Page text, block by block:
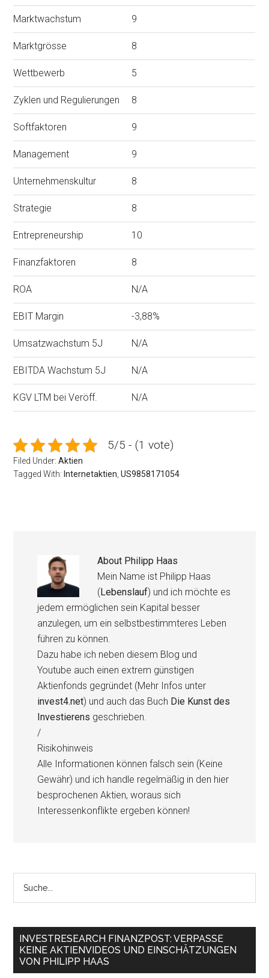
Marktwachstum 9
Marktgrösse 8
Wettbewerb 5
Zyklen und Regulierungen 8
Softfaktoren 9
Management 9
Unternehmenskultur 8
Strategie 8
Entrepreneurship 10
Finanzfaktoren 8
ROA N/A
EBIT Margin -3,88%
Umsatzwachstum 5J N/A
EBITDA Wachstum 5J N/A
KGV LTM bei Veröff. N/A
5/5 - (1 vote)
Filed Under:Aktien
Tagged With: Internetaktien ,US9858171054
About Philipp Haas
Mein Name ist Philipp Haas
(Lebenslauf) und ich möchte es
jedem ermöglichen sein Kapital besser
anzulegen, um ein selbstbestimmteres Leben
führen zu können.
Dazu habe ich neben diesem Blog und
Youtube auch einen extrem günstigen
Aktienfonds gegründet (Mehr Infos unter
invest4.net) und auch das Buch Die Kunst des
Investierens geschrieben.
/
Risikohinweis
Alle Informationen können falsch sein (Keine
Gewähr) und ich handle regelmäßig in den hier
besprochenen Aktien, woraus sich
Interessenkonflikte ergeben können!
INVESTRESEARCH FINANZPOST: VERPASSE
KEINE AKTIENVIDEOS UND EINSCHÄTZUNGEN
VON PHILIPP HAAS